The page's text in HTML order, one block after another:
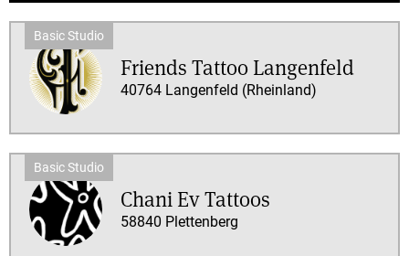
Friends Tattoo Langenfeld
40764 Langenfeld (Rheinland)
Chani Ev Tattoos
58840 Plettenberg